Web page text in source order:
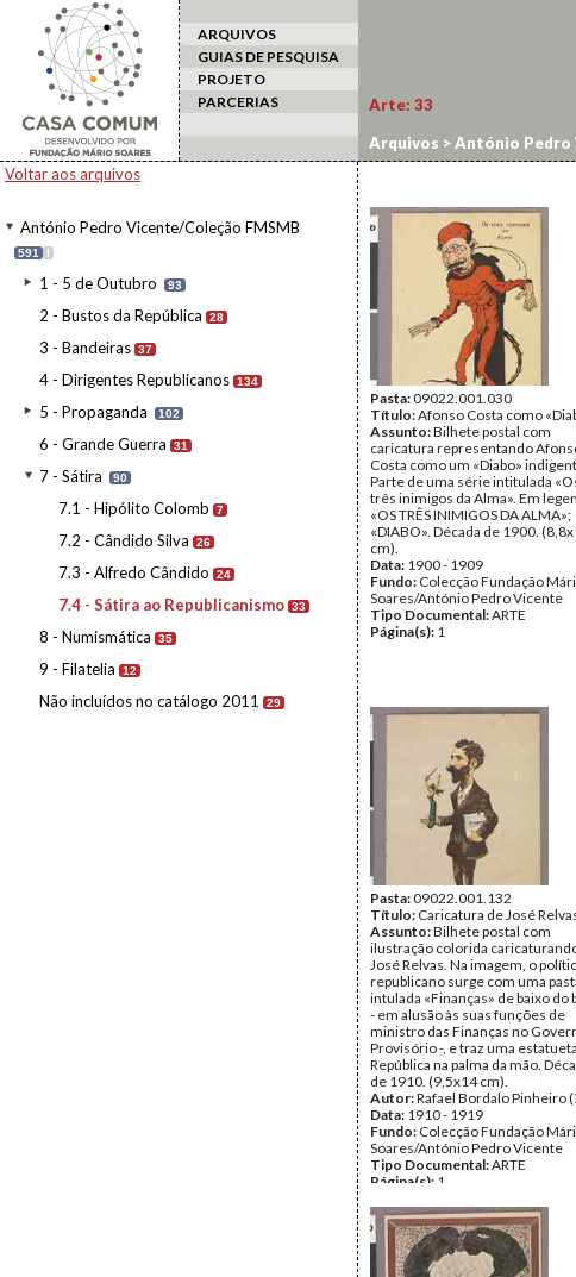
ARQUIVOS
GUIAS DE PESQUISA
PROJETO
PARCERIAS
Voltar aos arquivos
António Pedro Vicente/Coleção FMSMB
591 I
1 - 5 de Outubro 93
2 - Bustos da República 28
3 - Bandeiras 37
4 - Dirigentes Republicanos 134
5 - Propaganda 102
6 - Grande Guerra 31
7 - Sátira 90
7.1 - Hipólito Colomb 7
7.2 - Cândido Silva 26
7.3 - Alfredo Cândido 24
7.4 - Sátira ao Republicanismo 33
8 - Numismática 35
9 - Filatelia 12
Não incluídos no catálogo 2011 29
Arte: 33
Arquivos >António Pedro
Pasta:09022.001.030
Título:Afonso Costa como
Assunto:Bilhete postal com
caricatura representando
Costa como um «Diabo»
Parte de uma série intitulada
três inimigos da Alma». Em
«OS TRÊS INIMIGOS DA ALMA»;
«DIABO». Década de 1900.
cm).
Data: 1900 - 1909
Fundo: Colecção Fundação
Soares/António Pedro Vicente
Tipo Documental:ARTE
Página(s): 1
Pasta:09022.001.132
Título: Caricatura de José
Assunto:Bilhete postal com
ilustração colorida
José Relvas. Na imagem, o
republicano surge com uma
intulada «Finanças» de baixo do
- em alusão às suas funções de
ministro das Finanças no
Provisório -, e traz uma
República na palma da mão.
de 1910. (9,5x14 cm).
Autor:Rafael Bordalo Pinheiro
Data: 1910 - 1919
Fundo: Colecção Fundação
Soares/António Pedro Vicente
Tipo Documental:ARTE
Página(s): 1